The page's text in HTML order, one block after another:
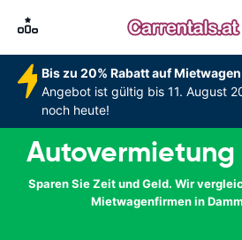
Bis zu 20% Rabatt auf
Angebot ist gültig bis 11. August
noch heute!
Sparen Sie Zeit und Geld. Wir
Mietwagenfirmen in